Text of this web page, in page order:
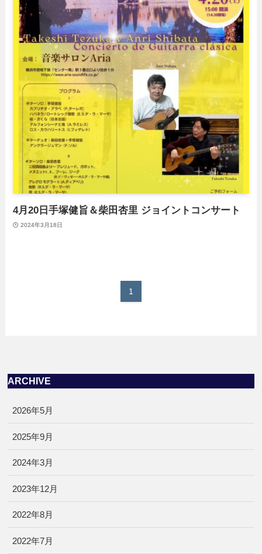
4月20日手塚健旨＆柴田杏里 ジョイントコンサート
2024年3月18日
1
ARCHIVE
2026年5月
2025年9月
2024年3月
2023年12月
2022年8月
2022年7月